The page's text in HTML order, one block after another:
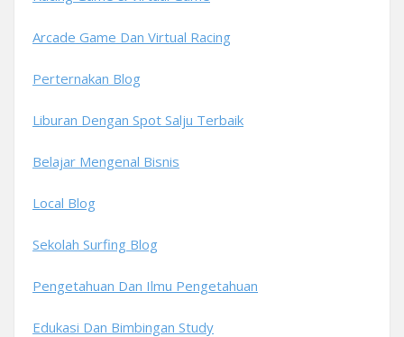
Arcade Game Dan Virtual Racing
Perternakan Blog
Liburan Dengan Spot Salju Terbaik
Belajar Mengenal Bisnis
Local Blog
Sekolah Surfing Blog
Pengetahuan Dan Ilmu Pengetahuan
Edukasi Dan Bimbingan Study